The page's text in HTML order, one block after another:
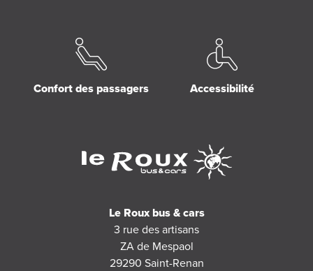
Confort des passagers Accessibilité
Le Roux bus & cars
3 rue des artisans
ZA de Mespaol
29290 Saint-Renan